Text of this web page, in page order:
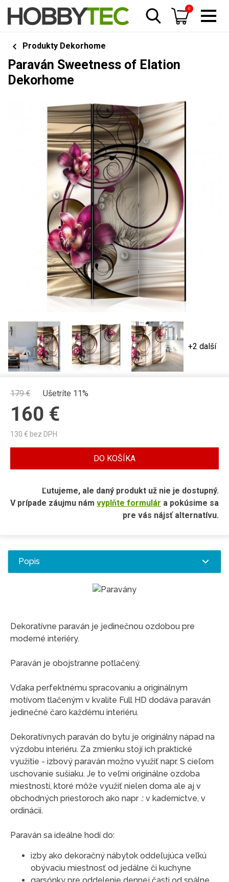
0
Produkty Dekorhome
Paraván Sweetness of Elation
Dekorhome
+2 další
179€ Ušetríte 11%
160 €
130 € bez DPH
DO KOŠÍKA
Ľutujeme, ale daný produkt už nie je dostupný.
V prípade záujmu nám vyplňte formulár a pokúsime sa
pre vás nájsť alternatívu.
Popis
Dekoratívne paraván je jedinečnou ozdobou pre
moderné interiéry.
Paraván je obojstranne potlačený.
Vďaka perfektnému spracovaniu a originálnym
motívom tlačeným v kvalite Full HD dodáva paraván
jedinečné čaro každému interiéru.
Dekoratívnych paraván do bytu je originálny nápad na
výzdobu interiéru. Za zmienku stojí ich praktické
využitie - izbový paraván možno využiť napr. S cieľom
uschovanie sušiaku. Je to veľmi originálne ozdoba
miestností, ktoré môže využiť nielen doma ale aj v
obchodných priestoroch ako napr .: v kaderníctve, v
ordinácii.
Paraván sa ideálne hodí do:
izby ako dekoračný nábytok oddeľujúca veľkú
obývaciu miestnosť od jedálne či kuchyne